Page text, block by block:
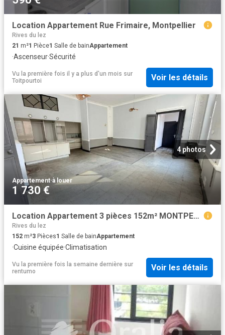
Location Appartement Rue Frimaire, Montpellier
Rives du lez
21 m²1 Pièce1 Salle de bainAppartement
·Ascenseur·Sécurité
Vu la première fois il y a plus d'un mois sur
Toitpourtoi
Voir les détails
4 photos
Appartement·à louer
1 730 €
Location Appartement 3 pièces 152m² MONTPELLIER 34000
Rives du lez
152 m²3 Pièces1 Salle de bainAppartement
·Cuisine équipée·Climatisation
Vu la première fois la semaine dernière sur
rentumo
Voir les détails